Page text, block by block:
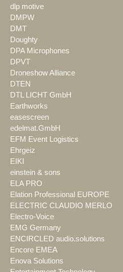
dlp motive
DMPW
DMT
Doughty
DPA Microphones
DPVT
Droneshow Alliance
DTEN
DTL LICHT GmbH
Earthworks
easescreen
edelmat.GmbH
EFM Event Logistics
Ehrgeiz
EIKI
einstein & sons
ELA PRO
Elation Professional EUROPE
ELECTRIC CLAUDIO MERLO
Electro-Voice
EMG Germany
ENCIRCLED audio.solutions
Encore EMEA
Enova Solutions